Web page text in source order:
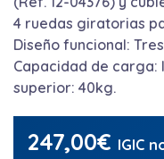
4 ruedas giratorias
Diseño funcional:
Capacidad de carga:
superior: 40kg.
247,00€ IGIC